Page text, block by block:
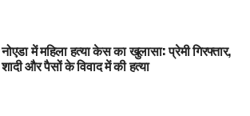
नोएडा में महिला हत्या केस का खुलासा: प्रेमी गिरफ्तार,
शादी और पैसों के विवाद में की हत्या